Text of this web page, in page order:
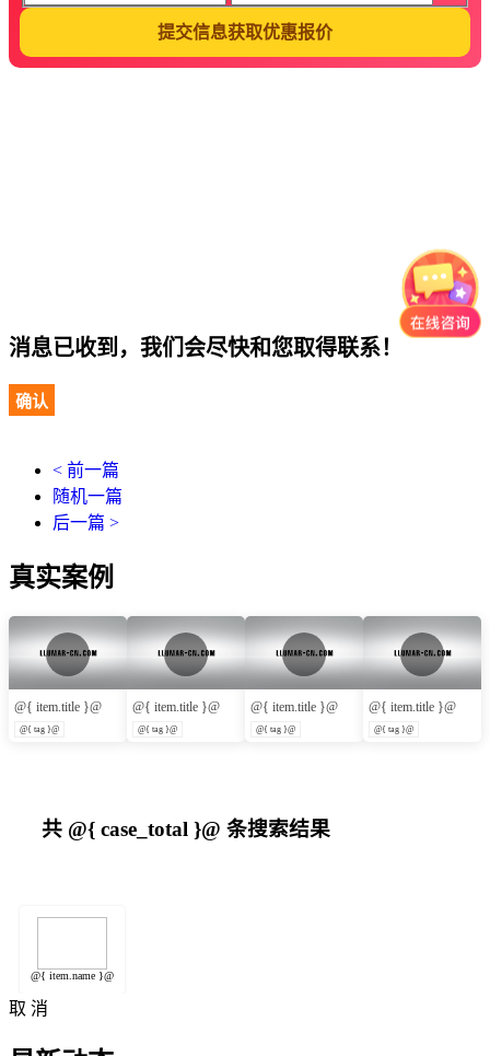
提交信息获取优惠报价
消息已收到，我们会尽快和您取得联系！
确认
< 前一篇
随机一篇
后一篇 >
真实案例
@{ item.title }@
@{ tag }@
@{ item.title }@
@{ tag }@
@{ item.title }@
@{ tag }@
@{ item.title }@
@{ tag }@
共 @{ case_total }@ 条搜索结果
@{ item.name }@
取 消